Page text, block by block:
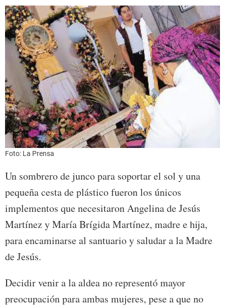
Foto: La Prensa
Un sombrero de junco para soportar el sol y una
pequeña cesta de plástico fueron los únicos
implementos que necesitaron Angelina de Jesús
Martínez y María Brígida Martínez, madre e hija,
para encaminarse al santuario y saludar a la Madre
de Jesús.
Decidir venir a la aldea no representó mayor
preocupación para ambas mujeres, pese a que no